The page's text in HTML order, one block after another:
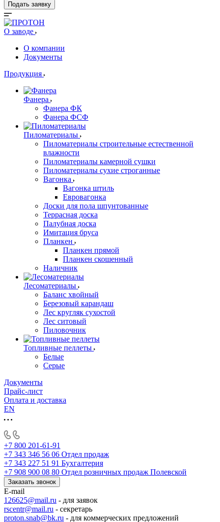
Подать заявку
О заводе
О компании
Документы
Продукция
Фанера
Фанера ФК
Фанера ФСФ
Пиломатериалы
Пиломатериалы строительные естественной
влажности
Пиломатериалы камерной сушки
Пиломатериалы сухие строганные
Вагонка
Вагонка штиль
Евровагонка
Доски для пола шпунтованные
Террасная доска
Палубная доска
Имитация бруса
Планкен
Планкен прямой
Планкен скошенный
Наличник
Лесоматериалы
Баланс хвойный
Березовый карандаш
Лес кругляк сухостой
Лес ситовый
Пиловочник
Топливные пеллеты
Белые
Серые
Документы
Прайс-лист
Оплата и доставка
EN
+7 800 201-61-91
+7 343 346 56 06 Отдел продаж
+7 343 227 51 91 Бухгалтерия
+7 908 900 08 80 Отдел розничных продаж Полевской
Заказать звонок
E-mail
126625@mail.ru - для заявок
rscentr@mail.ru - секретарь
proton.snab@bk.ru - для коммерческих предложений